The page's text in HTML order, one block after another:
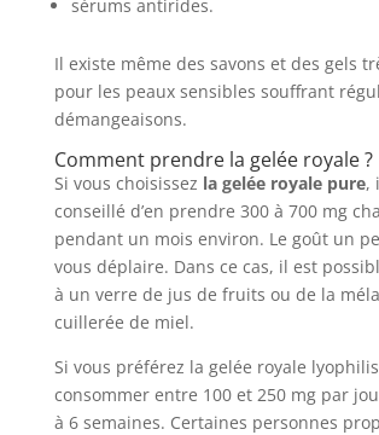
sérums antirides.
Il existe même des savons et des gels
pour les peaux sensibles souffrant
démangeaisons.
Comment prendre la gelée royale ?
Si vous choisissez la gelée royale pure,
conseillé d’en prendre 300 à 700 mg
pendant un mois environ. Le goût un
vous déplaire. Dans ce cas, il est
à un verre de jus de fruits ou de la
cuillerée de miel.
Si vous préférez la gelée royale
consommer entre 100 et 250 mg par
à 6 semaines. Certaines personnes